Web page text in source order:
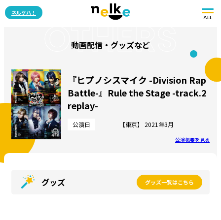
ネルケハ！
ALL
OTHERS
動画配信・グッズなど
『ヒプノシスマイク -Division Rap
Battle-』Rule the Stage -track.2
replay-
公演日 【東京】 2021年3月
公演概要を見る
グッズ グッズ一覧はこちら